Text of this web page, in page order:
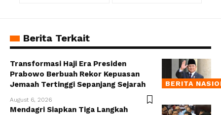
Berita Terkait
BERITA
Transformasi Haji Era Presiden
Prabowo Berbuah Rekor Kepuasan
Jemaah Tertinggi Sepanjang Sejarah
August 6, 2026
Mendagri Siapkan Tiga Langkah